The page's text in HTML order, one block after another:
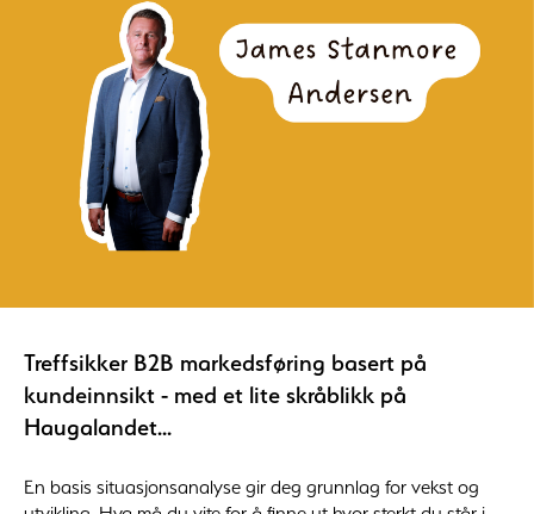
Treffsikker B2B markedsføring basert på
kundeinnsikt - med et lite skråblikk på
Haugalandet...
En basis situasjonsanalyse gir deg grunnlag for vekst og